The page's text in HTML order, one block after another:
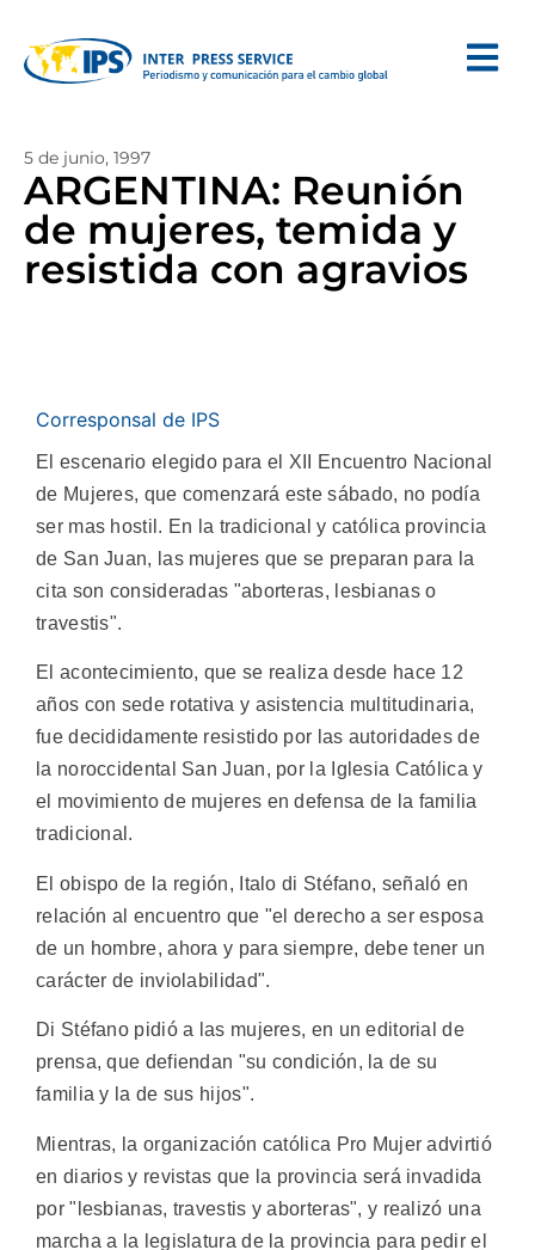
5 de junio, 1997
ARGENTINA: Reunión
de mujeres, temida y
resistida con agravios
Corresponsal de IPS
El escenario elegido para el XII Encuentro Nacional
de Mujeres, que comenzará este sábado, no podía
ser mas hostil. En la tradicional y católica provincia
de San Juan, las mujeres que se preparan para la
cita son consideradas "aborteras, lesbianas o
travestis".
El acontecimiento, que se realiza desde hace 12
años con sede rotativa y asistencia multitudinaria,
fue decididamente resistido por las autoridades de
la noroccidental San Juan, por la Iglesia Católica y
el movimiento de mujeres en defensa de la familia
tradicional.
El obispo de la región, Italo di Stéfano, señaló en
relación al encuentro que "el derecho a ser esposa
de un hombre, ahora y para siempre, debe tener un
carácter de inviolabilidad".
Di Stéfano pidió a las mujeres, en un editorial de
prensa, que defiendan "su condición, la de su
familia y la de sus hijos".
Mientras, la organización católica Pro Mujer advirtió
en diarios y revistas que la provincia será invadida
por "lesbianas, travestis y aborteras", y realizó una
marcha a la legislatura de la provincia para pedir el